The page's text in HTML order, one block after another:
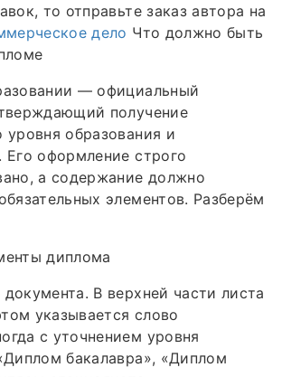
то отправьте заказ автора на
дело Что должно быть
— официальный
получение
уровня образования и
Его оформление строго
а содержание должно
элементов. Разберём
диплома
В верхней части листа
указывается слово
с уточнением уровня
бакалавра», «Диплом